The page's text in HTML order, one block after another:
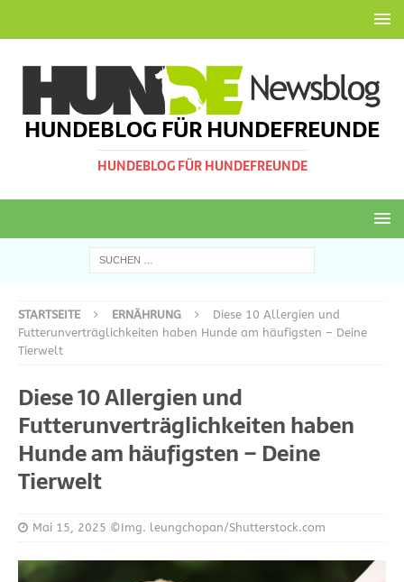
HUNDEBLOG FÜR HUNDEFREUNDE
HUNDEBLOG FÜR HUNDEFREUNDE
STARTSEITE ERNÄHRUNG
Diese 10 Allergien und
Futterunverträglichkeiten haben Hunde am häufigsten – Deine
Tierwelt
Diese 10 Allergien und
Futterunverträglichkeiten haben
Hunde am häufigsten – Deine
Tierwelt
Mai 15, 2025 ©Img. leungchopan/Shutterstock.com